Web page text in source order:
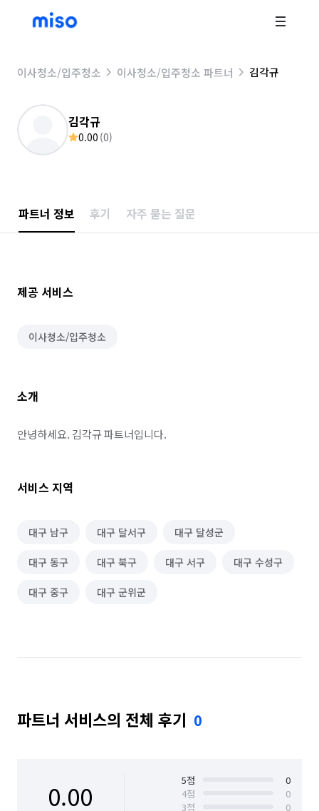
이사청소/입주청소 이사청소/입주청소 파트너 김각규
김각규
0.00 (0)
파트너 정보 후기 자주 묻는 질문
제공 서비스
이사청소/입주청소
소개
안녕하세요. 김각규 파트너입니다.
서비스 지역
대구 남구 대구 달서구 대구 달성군
대구 동구 대구 북구 대구 서구 대구 수성구
대구 중구 대구 군위군
파트너 서비스의 전체 후기 0
0.00 5점
0
4점
0
3점
0